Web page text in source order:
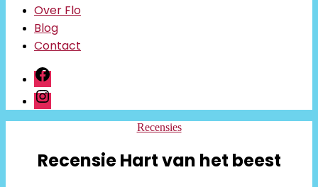
Over Flo
Blog
Contact
facebook
instagram
Categorieën
Recensies
Recensie Hart van het beest